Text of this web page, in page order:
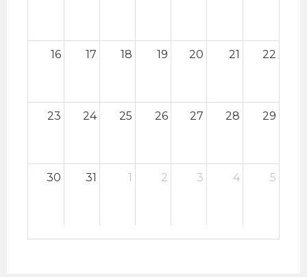
16 17 18 19 20 21 22
23 24 25 26 27 28 29
30 31 1 2 3 4 5